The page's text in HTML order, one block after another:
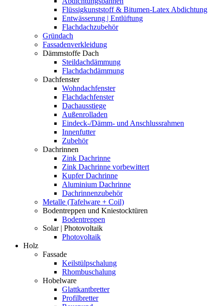
Flüssigkunststoff & Bitumen-Latex Abdichtung
Entwässerung | Entlüftung
Flachdachzubehör
Gründach
Fassadenverkleidung
Dämmstoffe Dach
Steildachdämmung
Flachdachdämmung
Dachfenster
Wohndachfenster
Flachdachfenster
Dachausstiege
Außenrolladen
Eindeck-/Dämm- und Anschlussrahmen
Innenfutter
Zubehör
Dachrinnen
Zink Dachrinne
Zink Dachrinne vorbewittert
Kupfer Dachrinne
Aluminium Dachrinne
Dachrinnenzubehör
Metalle (Tafelware + Coil)
Bodentreppen und Kniestocktüren
Bodentreppen
Solar | Photovoltaik
Photovoltaik
Holz
Fassade
Keilstülpschalung
Rhombuschalung
Hobelware
Glattkantbretter
Profilbretter